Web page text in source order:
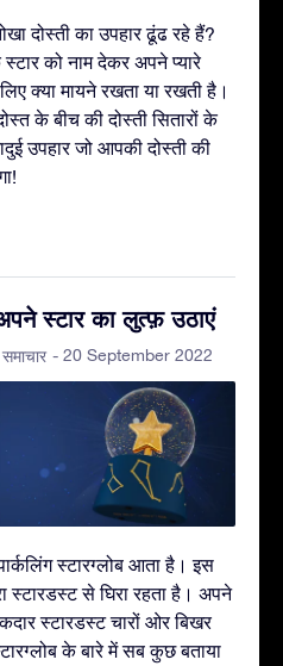
दोस्ती का उपहार ढूंढ रहे हैं?
को नाम देकर अपने प्यारे
क्या मायने रखता या रखती है।
के बीच की दोस्ती सितारों के
उपहार जो आपकी दोस्ती की
स्टार का लुत्फ़ उठाएं
समाचार - 20 September 2022
स्टारग्लोब आता है। इस
स्टारडस्ट से घिरा रहता है। अपने
स्टारडस्ट चारों ओर बिखर
के बारे में सब कुछ बताया